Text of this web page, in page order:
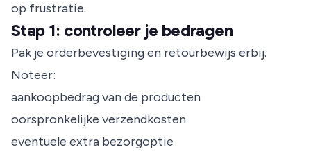
op frustratie.
Stap 1: controleer je bedragen
Pak je orderbevestiging en retourbewijs erbij.
Noteer:
aankoopbedrag van de producten
oorspronkelijke verzendkosten
eventuele extra bezorgoptie